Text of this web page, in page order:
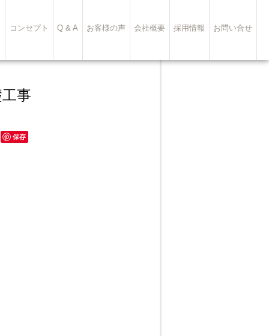
事
保存
コンセプト Q & A お客様の声 会社概要 採用情報 お問い合せ